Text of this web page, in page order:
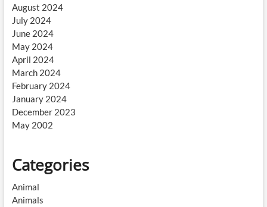
August 2024
July 2024
June 2024
May 2024
April 2024
March 2024
February 2024
January 2024
December 2023
May 2002
Categories
Animal
Animals